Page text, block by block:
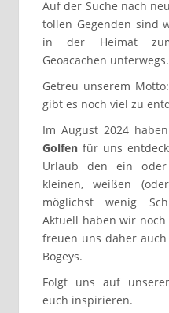
Auf der Suche nach
tollen Gegenden sind
in der Heimat
Geoacachen unterwegs.
Getreu unserem Motto:
gibt es noch viel zu
Im August 2024
Golfen für uns
Urlaub den ein
kleinen, weißen
möglichst wenig
Aktuell haben wir noch
freuen uns daher
Bogeys.
Folgt uns auf
euch inspirieren.